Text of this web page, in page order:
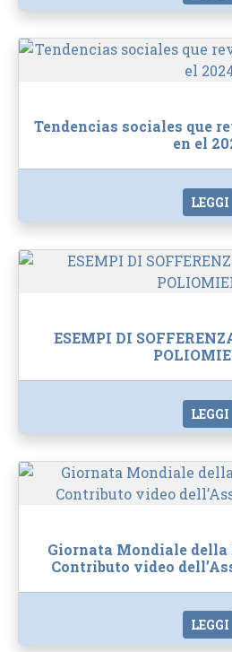
Tendencias sociales que
en el
LEGGI
ESEMPI DI
LEGGI
Giornata Mondiale della
Contributo video
LEGGI